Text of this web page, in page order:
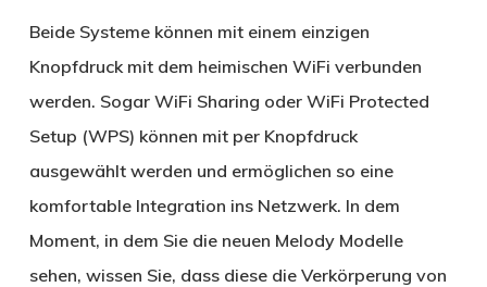
Beide Systeme können mit einem einzigen
Knopfdruck mit dem heimischen WiFi verbunden
werden. Sogar WiFi Sharing oder WiFi Protected
Setup (WPS) können mit per Knopfdruck
ausgewählt werden und ermöglichen so eine
komfortable Integration ins Netzwerk. In dem
Moment, in dem Sie die neuen Melody Modelle
sehen, wissen Sie, dass diese die Verkörperung von